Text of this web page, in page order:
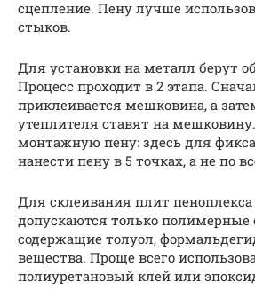
сцепление. Пену лучше
стыков.
Для установки на металл берут
Процесс проходит в 2 этапа.
приклеивается мешковина, а
утеплителя ставят на
монтажную пену: здесь для
нанести пену в 5 точках, а не по
Для склеивания плит
допускаются только полимерные
содержащие толуол,
вещества. Проще всего
полиуретановый клей или